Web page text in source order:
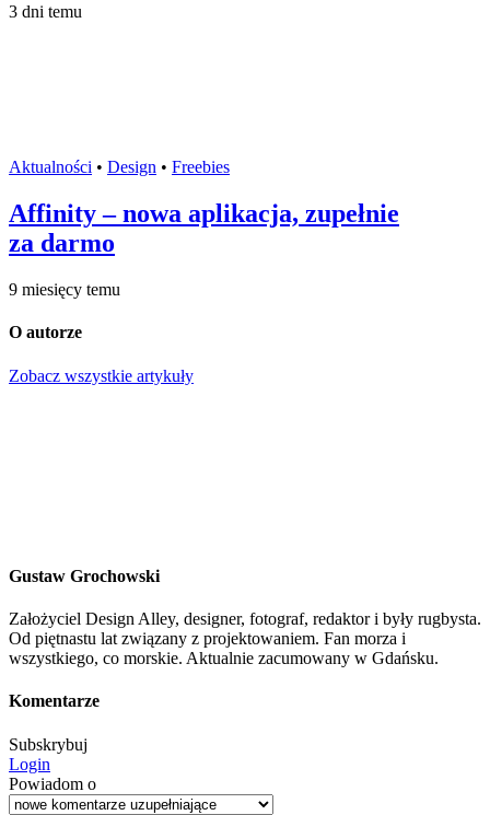
3 dni temu
Aktualności • Design • Freebies
Affinity – nowa aplikacja, zupełnie
za darmo
9 miesięcy temu
O autorze
Zobacz wszystkie artykuły
Gustaw Grochowski
Założyciel Design Alley, designer, fotograf, redaktor i były rugbysta.
Od piętnastu lat związany z projektowaniem. Fan morza i
wszystkiego, co morskie. Aktualnie zacumowany w Gdańsku.
Komentarze
Subskrybuj
Login
Powiadom o